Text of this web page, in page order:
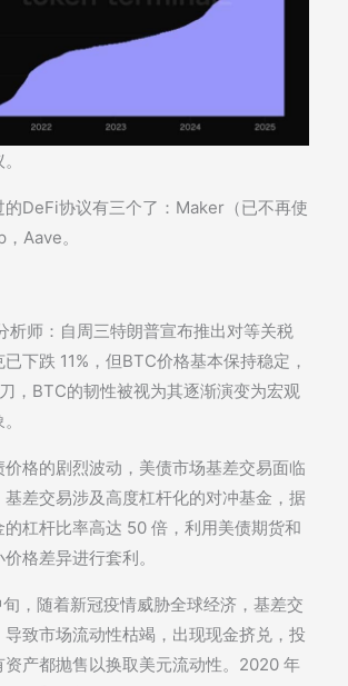
的DeFi协议有三个了：Maker（已不再使
Aave。
析师：自周三特朗普宣布推出对等关税
下跌 11%，但BTC价格基本保持稳定，
，BTC的韧性被视为其逐渐演变为宏观
格的剧烈波动，美债市场基差交易面临
差交易涉及高度杠杆化的对冲基金，据
杠杆比率高达 50 倍，利用美债期货和
格差异进行套利。
，随着新冠疫情威胁全球经济，基差交
致市场流动性枯竭，出现现金挤兑，投
资产都抛售以换取美元流动性。2020 年